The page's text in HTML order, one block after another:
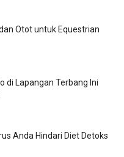
Otot untuk Equestrian
di Lapangan Terbang Ini
Anda Hindari Diet Detoks